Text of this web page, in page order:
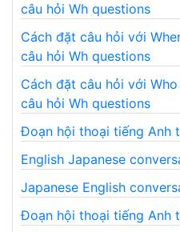
câu hỏi Wh questions
Cách đặt câu hỏi với
câu hỏi Wh questions
Cách đặt câu hỏi với
câu hỏi Wh questions
Đoạn hội thoại tiếng Anh
English Japanese
Japanese English
Đoạn hội thoại tiếng Anh